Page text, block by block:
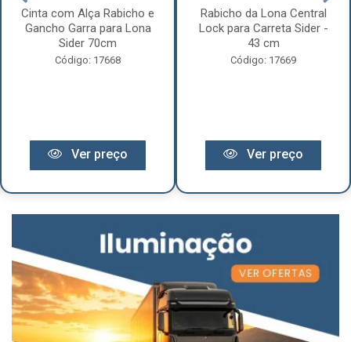
Cinta com Alça Rabicho e
Gancho Garra para Lona
Sider 70cm
Código: 17668
Ver preço
Rabicho da Lona Central
Lock para Carreta Sider -
43 cm
Código: 17669
Ver preço